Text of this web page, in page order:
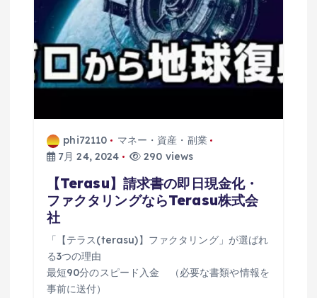
phi72110
マネー・資産・副業
7月 24, 2024
290 views
【Terasu】請求書の即日現金化・
ファクタリングならTerasu株式会
社
「【テラス(terasu)】ファクタリング」が選ばれ
る3つの理由
最短90分のスピード入金 （必要な書類や情報を
事前に送付）